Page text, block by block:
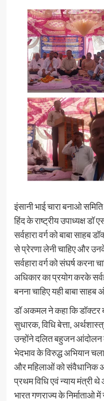
इंसानी भाई चारा बनाओ
हिंद के राष्ट्रीय उपाध्यक्ष
सर्वहारा वर्ग को बाबा
से प्रेरणा लेनी चाहिए और
सर्वहारा वर्ग को संघर्ष करना
अधिकार का प्रयोग करके
बनना चाहिए यही बाबा
डॉ अकमल ने कहा कि डॉक्टर
सुधारक, विधि बेत्ता,
उन्होंने दलित बहुजन आंदोलन
भेदभाव के विरुद्ध अभियान
और महिलाओं को संवैधानिक
प्रथम विधि एवं न्याय मंत्री
भारत गणराज्य के निर्माताओ